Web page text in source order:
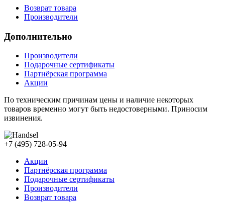
Возврат товара
Производители
Дополнительно
Производители
Подарочные сертификаты
Партнёрская программа
Акции
По техническим причинам цены и наличие некоторых
товаров временно могут быть недостоверными. Приносим
извинения.
+7 (495) 728-05-94
Акции
Партнёрская программа
Подарочные сертификаты
Производители
Возврат товара